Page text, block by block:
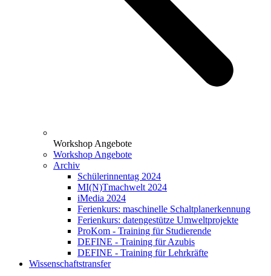
Workshop Angebote
Workshop Angebote
Archiv
Schülerinnentag 2024
MI(N)Tmachwelt 2024
iMedia 2024
Ferienkurs: maschinelle Schaltplanerkennung
Ferienkurs: datengestütze Umweltprojekte
ProKom - Training für Studierende
DEFINE - Training für Azubis
DEFINE - Training für Lehrkräfte
Wissenschaftstransfer